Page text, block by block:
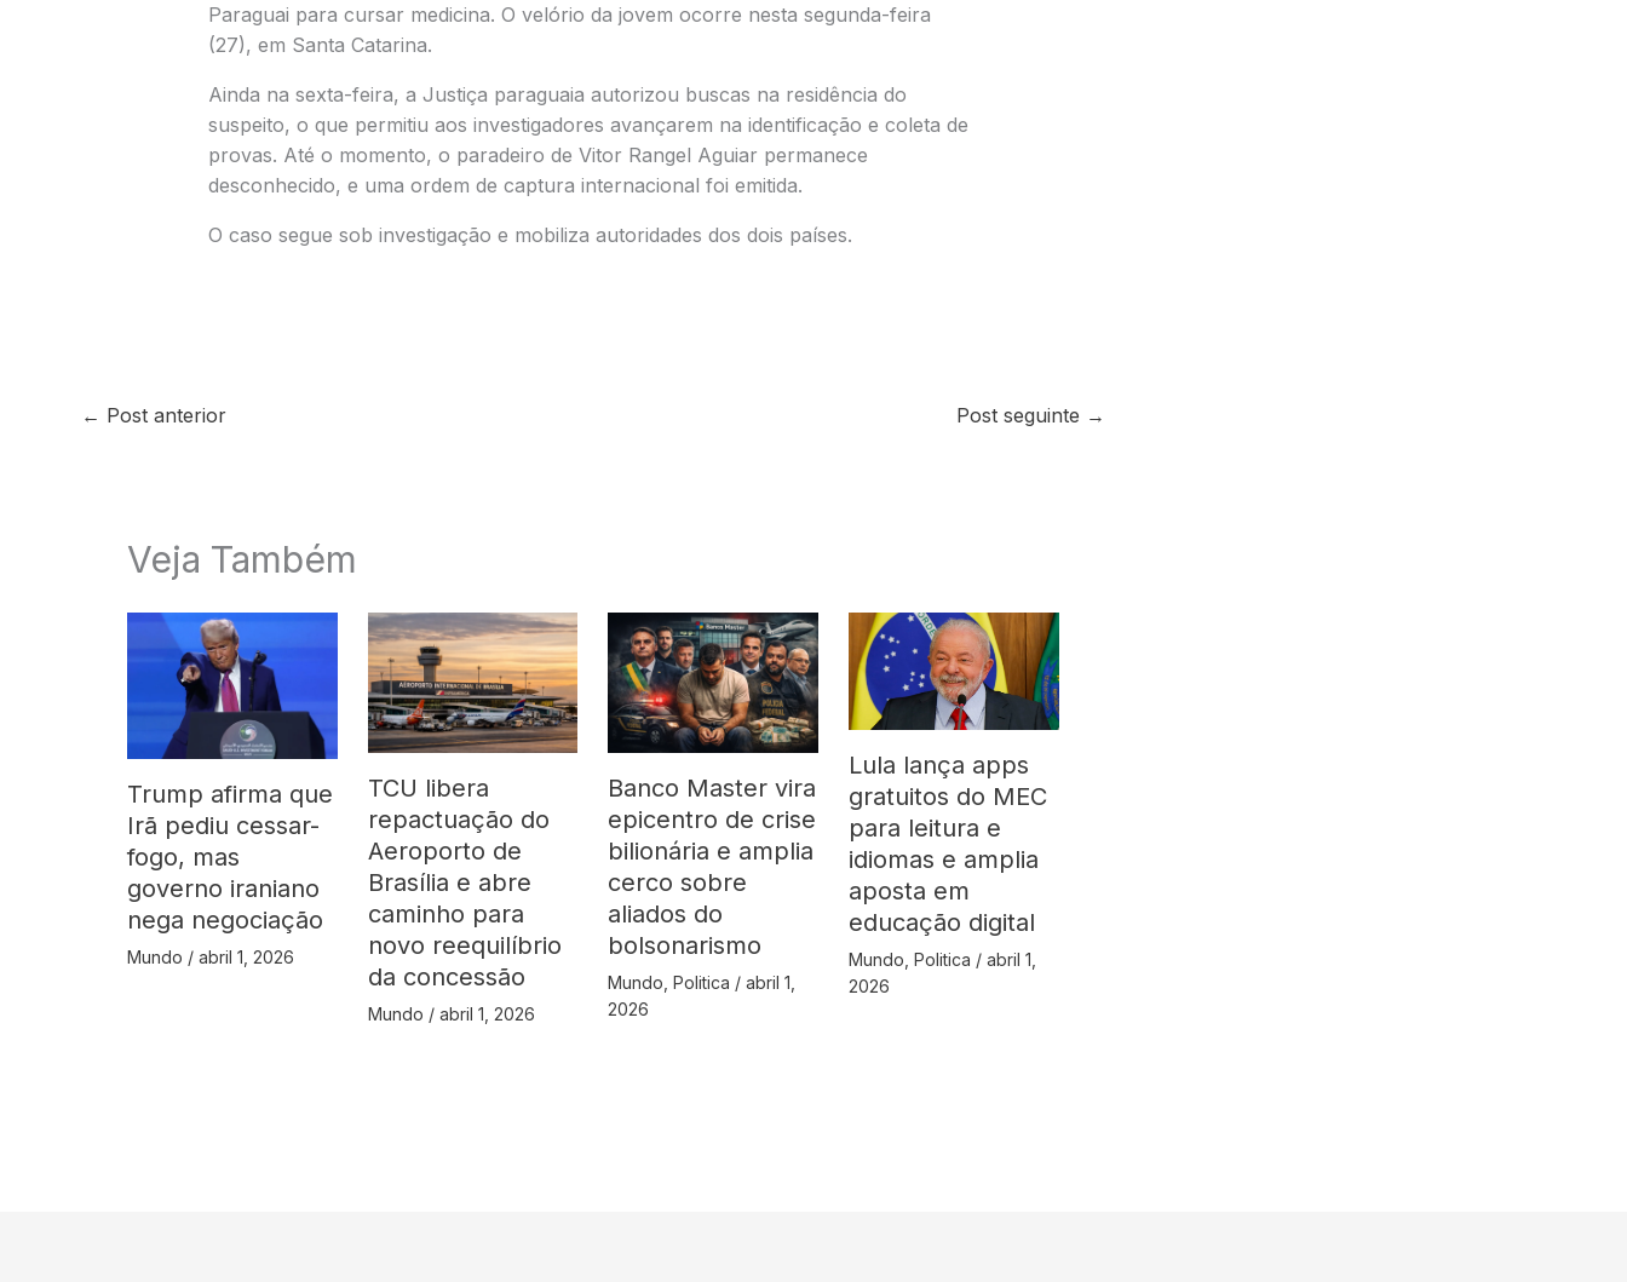
Paraguai para cursar medicina. O velório da jovem ocorre nesta segunda-feira
(27), em Santa Catarina.
Ainda na sexta-feira, a Justiça paraguaia autorizou buscas na residência do
suspeito, o que permitiu aos investigadores avançarem na identificação e coleta de
provas. Até o momento, o paradeiro de Vitor Rangel Aguiar permanece
desconhecido, e uma ordem de captura internacional foi emitida.
O caso segue sob investigação e mobiliza autoridades dos dois países.
← Post anterior Post seguinte →
Veja Também
Trump afirma que
Irã pediu cessar-
fogo, mas
governo iraniano
nega negociação
Mundo / abril 1, 2026
TCU libera
repactuação do
Aeroporto de
Brasília e abre
caminho para
novo reequilíbrio
da concessão
Mundo / abril 1, 2026
Banco Master vira
epicentro de crise
bilionária e amplia
cerco sobre
aliados do
bolsonarismo
Mundo ,Politica /abril 1,
2026
Lula lança apps
gratuitos do MEC
para leitura e
idiomas e amplia
aposta em
educação digital
Mundo,Politica /abril 1,
2026